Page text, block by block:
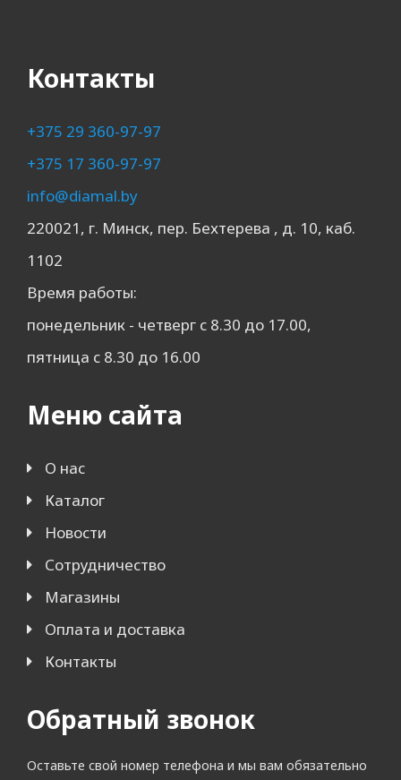
Контакты
+375 29 360-97-97
+375 17 360-97-97
info@diamal.by
220021, г. Минск, пер. Бехтерева , д. 10, каб.
1102
Время работы:
понедельник - четверг с 8.30 до 17.00,
пятница с 8.30 до 16.00
Меню сайта
О нас
Каталог
Новости
Сотрудничество
Магазины
Оплата и доставка
Контакты
Обратный звонок
Оставьте свой номер телефона и мы вам обязательно